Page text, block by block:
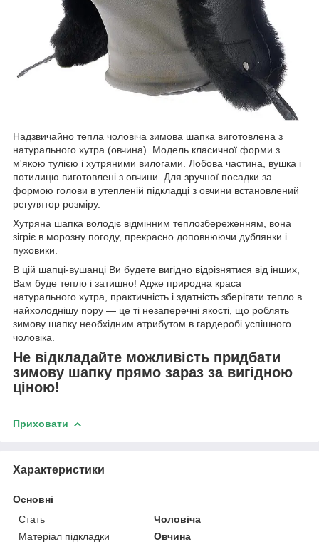
Надзвичайно тепла чоловіча зимова шапка виготовлена з
натурального хутра (овчина). Модель класичної форми з
м'якою тулією і хутряними вилогами. Лобова частина, вушка і
потилицю виготовлені з овчини. Для зручної посадки за
формою голови в утепленій підкладці з овчини встановлений
регулятор розміру.
Хутряна шапка володіє відмінним теплозбереженням, вона
зігріє в морозну погоду, прекрасно доповнюючи дублянки і
пуховики.
В цій шапці-вушанці Ви будете вигідно відрізнятися від інших,
Вам буде тепло і затишно! Адже природна краса
натурального хутра, практичність і здатність зберігати тепло в
найхолоднішу пору ― це ті незаперечні якості, що роблять
зимову шапку необхідним атрибутом в гардеробі успішного
чоловіка.
Не відкладайте можливість придбати
зимову шапку прямо зараз за вигідною
ціною!
Приховати
Характеристики
Основні
Стать
Чоловіча
Матеріал підкладки
Овчина